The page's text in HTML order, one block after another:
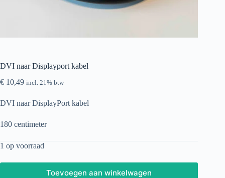
DVI naar Displayport kabel
€ 10,49 incl. 21% btw
DVI naar DisplayPort kabel
180 centimeter
1 op voorraad
Toevoegen aan winkelwagen